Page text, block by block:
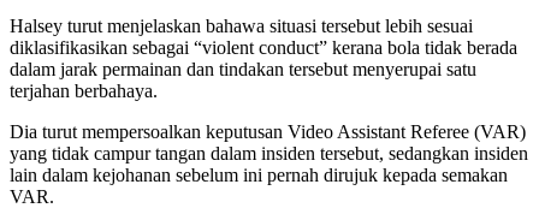
Halsey turut menjelaskan bahawa situasi tersebut lebih sesuai
diklasifikasikan sebagai “violent conduct” kerana bola tidak berada
dalam jarak permainan dan tindakan tersebut menyerupai satu
terjahan berbahaya.
Dia turut mempersoalkan keputusan Video Assistant Referee (VAR)
yang tidak campur tangan dalam insiden tersebut, sedangkan insiden
lain dalam kejohanan sebelum ini pernah dirujuk kepada semakan
VAR.